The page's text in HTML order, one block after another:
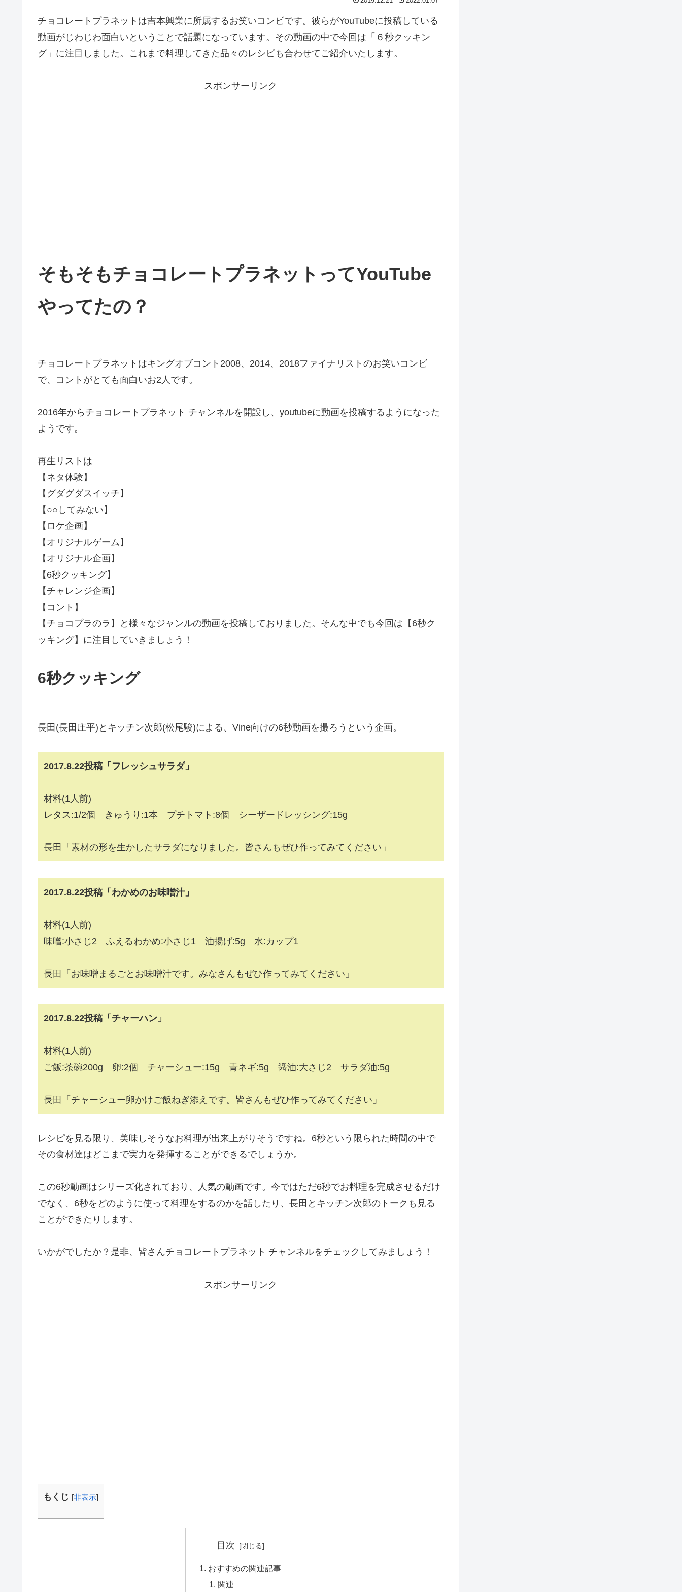
チョコレートプラネットは吉本興業に所属するお笑いコンビです。彼らがYouTubeに投稿している
動画がじわじわ面白いということで話題になっています。その動画の中で今回は「６秒クッキン
グ」に注目しました。これまで料理してきた品々のレシピも合わせてご紹介いたします。
スポンサーリンク
そもそもチョコレートプラネットってYouTube
やってたの？
チョコレートプラネットはキングオブコント2008、2014、2018ファイナリストのお笑いコンビ
で、コントがとても面白いお2人です。
2016年からチョコレートプラネット チャンネルを開設し、youtubeに動画を投稿するようになった
ようです。
再生リストは
【ネタ体験】
【グダグダスイッチ】
【○○してみない】
【ロケ企画】
【オリジナルゲーム】
【オリジナル企画】
【6秒クッキング】
【チャレンジ企画】
【コント】
【チョコプラのラ】と様々なジャンルの動画を投稿しておりました。そんな中でも今回は【6秒ク
ッキング】に注目していきましょう！
6秒クッキング
長田(長田庄平)とキッチン次郎(松尾駿)による、Vine向けの6秒動画を撮ろうという企画。
2017.8.22投稿「フレッシュサラダ」
材料(1人前)
レタス:1/2個 きゅうり:1本 プチトマト:8個 シーザードレッシング:15g
長田「素材の形を生かしたサラダになりました。皆さんもぜひ作ってみてください」
2017.8.22投稿「わかめのお味噌汁」
材料(1人前)
味噌:小さじ2 ふえるわかめ:小さじ1 油揚げ:5g 水:カップ1
長田「お味噌まるごとお味噌汁です。みなさんもぜひ作ってみてください」
2017.8.22投稿「チャーハン」
材料(1人前)
ご飯:茶碗200g 卵:2個 チャーシュー:15g 青ネギ:5g 醤油:大さじ2 サラダ油:5g
長田「チャーシュー卵かけご飯ねぎ添えです。皆さんもぜひ作ってみてください」
レシピを見る限り、美味しそうなお料理が出来上がりそうですね。6秒という限られた時間の中で
その食材達はどこまで実力を発揮することができるでしょうか。
この6秒動画はシリーズ化されており、人気の動画です。今ではただ6秒でお料理を完成させるだけ
でなく、6秒をどのように使って料理をするのかを話したり、長田とキッチン次郎のトークも見る
ことができたりします。
いかがでしたか？是非、皆さんチョコレートプラネット チャンネルをチェックしてみましょう！
スポンサーリンク
もくじ [非表示]
目次
おすすめの関連記事
関連